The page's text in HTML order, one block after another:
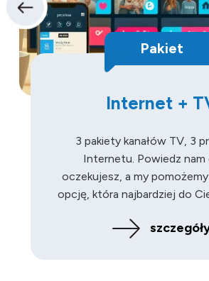
Pakiet
Internet +
3 pakiety kanałów TV, 3
Internetu. Powiedz nam
oczekujesz, a my
opcję, która najbardziej do